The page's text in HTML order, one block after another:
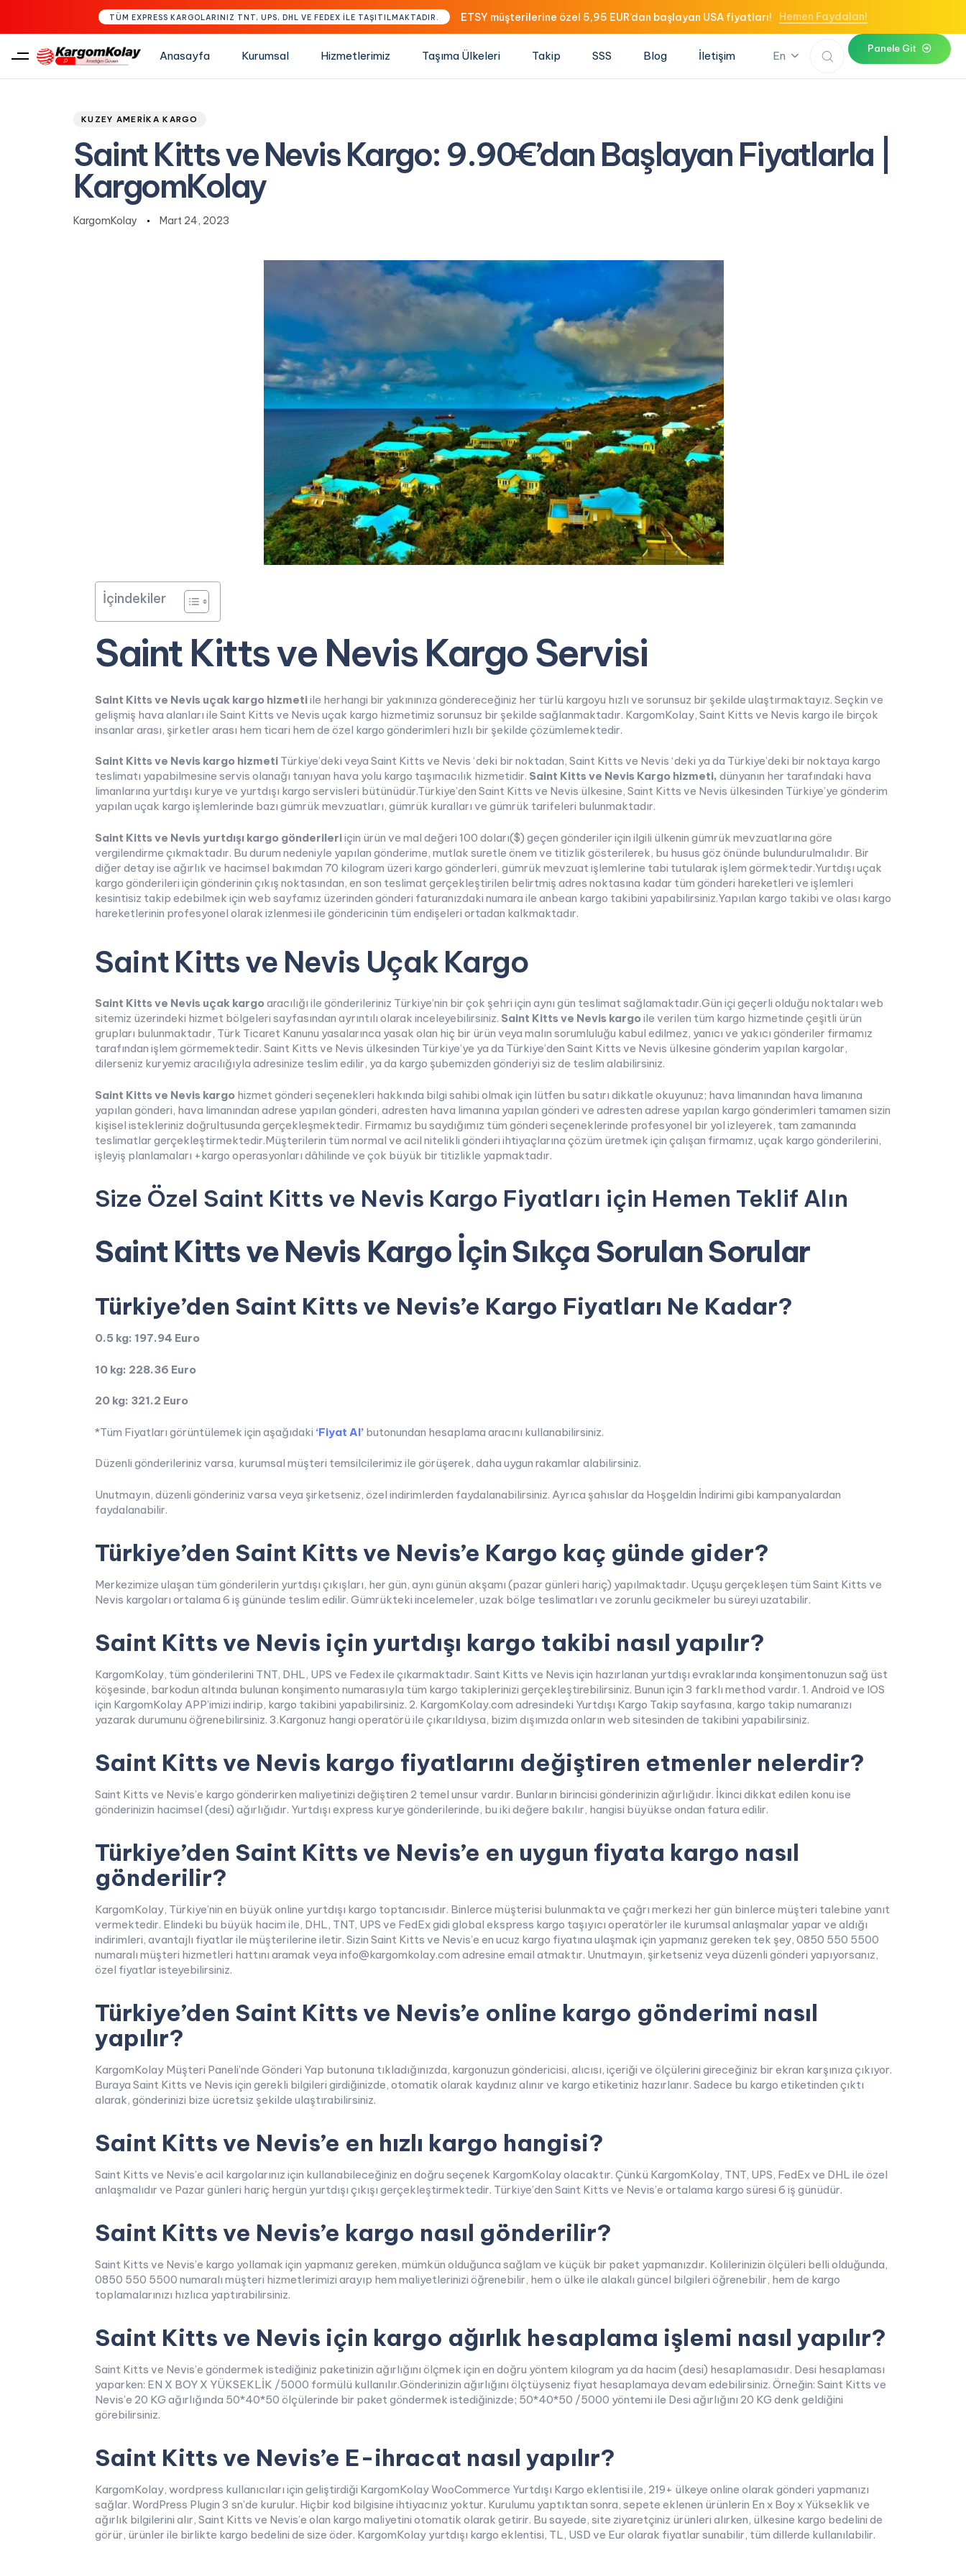
TÜM EXPRESS KARGOLARINIZ TNT, UPS, DHL VE FEDEX İLE TAŞITILMAKTADIR. ETSY müşterilerine özel 5,95 EUR’dan başlayan USA fiyatları! Hemen Faydalan!
Anasayfa Kurumsal Hizmetlerimiz Taşıma Ülkeleri Takip SSS Blog İletişim En
Panele Git
KUZEY AMERIKA KARGO
Saint Kitts ve Nevis Kargo: 9.90€’dan Başlayan Fiyatlarla |
KargomKolay
KargomKolay Mart 24, 2023
İçindekiler
Saint Kitts ve Nevis Kargo Servisi
Saint Kitts ve Nevis uçak kargo hizmetiile herhangi bir yakınınıza göndereceğiniz her türlü kargoyu hızlı ve sorunsuz bir şekilde ulaştırmaktayız. Seçkin ve
gelişmiş hava alanları ile Saint Kitts ve Nevis uçak kargo hizmetimiz sorunsuz bir şekilde sağlanmaktadır. KargomKolay, Saint Kitts ve Nevis kargo ile birçok
insanlar arası, şirketler arası hem ticari hem de özel kargo gönderimleri hızlı bir şekilde çözümlemektedir.
Saint Kitts ve Nevis kargo hizmeti Türkiye’deki veya Saint Kitts ve Nevis ‘deki bir noktadan, Saint Kitts ve Nevis ‘deki ya da Türkiye’deki bir noktaya kargo
teslimatı yapabilmesine servis olanağı tanıyan hava yolu kargo taşımacılık hizmetidir. Saint Kitts ve Nevis Kargo hizmeti, dünyanın her tarafındaki hava
limanlarına yurtdışı kurye ve yurtdışı kargo servisleri bütünüdür.Türkiye’den Saint Kitts ve Nevis ülkesine, Saint Kitts ve Nevis ülkesinden Türkiye’ye gönderim
yapılan uçak kargo işlemlerinde bazı gümrük mevzuatları, gümrük kuralları ve gümrük tarifeleri bulunmaktadır.
Saint Kitts ve Nevis yurtdışı kargo gönderileriiçin ürün ve mal değeri 100 doları($) geçen gönderiler için ilgili ülkenin gümrük mevzuatlarına göre
vergilendirme çıkmaktadır. Bu durum nedeniyle yapılan gönderime, mutlak suretle önem ve titizlik gösterilerek, bu husus göz önünde bulundurulmalıdır. Bir
diğer detay ise ağırlık ve hacimsel bakımdan 70 kilogram üzeri kargo gönderleri, gümrük mevzuat işlemlerine tabi tutularak işlem görmektedir.Yurtdışı uçak
kargo gönderileri için gönderinin çıkış noktasından, en son teslimat gerçekleştirilen belirtmiş adres noktasına kadar tüm gönderi hareketleri ve işlemleri
kesintisiz takip edebilmek için web sayfamız üzerinden gönderi faturanızdaki numara ile anbean kargo takibini yapabilirsiniz.Yapılan kargo takibi ve olası kargo
hareketlerinin profesyonel olarak izlenmesi ile göndericinin tüm endişeleri ortadan kalkmaktadır.
Saint Kitts ve Nevis Uçak Kargo
Saint Kitts ve Nevis uçak kargoaracılığı ile gönderileriniz Türkiye’nin bir çok şehri için aynı gün teslimat sağlamaktadır.Gün içi geçerli olduğu noktaları web
sitemiz üzerindeki hizmet bölgeleri sayfasından ayrıntılı olarak inceleyebilirsiniz. Saint Kitts ve Nevis kargoile verilen tüm kargo hizmetinde çeşitli ürün
grupları bulunmaktadır, Türk Ticaret Kanunu yasalarınca yasak olan hiç bir ürün veya malın sorumluluğu kabul edilmez, yanıcı ve yakıcı gönderiler firmamız
tarafından işlem görmemektedir. Saint Kitts ve Nevis ülkesinden Türkiye’ye ya da Türkiye’den Saint Kitts ve Nevis ülkesine gönderim yapılan kargolar,
dilerseniz kuryemiz aracılığıyla adresinize teslim edilir, ya da kargo şubemizden gönderiyi siz de teslim alabilirsiniz.
Saint Kitts ve Nevis kargo hizmet gönderi seçenekleri hakkında bilgi sahibi olmak için lütfen bu satırı dikkatle okuyunuz; hava limanından hava limanına
yapılan gönderi, hava limanından adrese yapılan gönderi, adresten hava limanına yapılan gönderi ve adresten adrese yapılan kargo gönderimleri tamamen sizin
kişisel istekleriniz doğrultusunda gerçekleşmektedir. Firmamız bu saydığımız tüm gönderi seçeneklerinde profesyonel bir yol izleyerek, tam zamanında
teslimatlar gerçekleştirmektedir.Müşterilerin tüm normal ve acil nitelikli gönderi ihtiyaçlarına çözüm üretmek için çalışan firmamız, uçak kargo gönderilerini,
işleyiş planlamaları +kargo operasyonları dâhilinde ve çok büyük bir titizlikle yapmaktadır.
Size Özel Saint Kitts ve Nevis Kargo Fiyatları için Hemen Teklif Alın
Saint Kitts ve Nevis Kargo İçin Sıkça Sorulan Sorular
Türkiye’den Saint Kitts ve Nevis’e Kargo Fiyatları Ne Kadar?
0.5 kg: 197.94 Euro
10 kg: 228.36 Euro
20 kg: 321.2 Euro
*Tüm Fiyatları görüntülemek için aşağıdaki ‘Fiyat Al’ butonundan hesaplama aracını kullanabilirsiniz.
Düzenli gönderileriniz varsa, kurumsal müşteri temsilcilerimiz ile görüşerek, daha uygun rakamlar alabilirsiniz.
Unutmayın, düzenli gönderiniz varsa veya şirketseniz, özel indirimlerden faydalanabilirsiniz. Ayrıca şahıslar da Hoşgeldin İndirimi gibi kampanyalardan
faydalanabilir.
Türkiye’den Saint Kitts ve Nevis’e Kargo kaç günde gider?
Merkezimize ulaşan tüm gönderilerin yurtdışı çıkışları, her gün, aynı günün akşamı (pazar günleri hariç) yapılmaktadır. Uçuşu gerçekleşen tüm Saint Kitts ve
Nevis kargoları ortalama 6 iş gününde teslim edilir. Gümrükteki incelemeler, uzak bölge teslimatları ve zorunlu gecikmeler bu süreyi uzatabilir.
Saint Kitts ve Nevis için yurtdışı kargo takibi nasıl yapılır?
KargomKolay, tüm gönderilerini TNT, DHL, UPS ve Fedex ile çıkarmaktadır. Saint Kitts ve Nevis için hazırlanan yurtdışı evraklarında konşimentonuzun sağ üst
köşesinde, barkodun altında bulunan konşimento numarasıyla tüm kargo takiplerinizi gerçekleştirebilirsiniz. Bunun için 3 farklı method vardır. 1. Android ve IOS
için KargomKolay APP’imizi indirip, kargo takibini yapabilirsiniz. 2. KargomKolay.com adresindeki Yurtdışı Kargo Takip sayfasına, kargo takip numaranızı
yazarak durumunu öğrenebilirsiniz. 3.Kargonuz hangi operatörü ile çıkarıldıysa, bizim dışımızda onların web sitesinden de takibini yapabilirsiniz.
Saint Kitts ve Nevis kargo fiyatlarını değiştiren etmenler nelerdir?
Saint Kitts ve Nevis’e kargo gönderirken maliyetinizi değiştiren 2 temel unsur vardır. Bunların birincisi gönderinizin ağırlığıdır. İkinci dikkat edilen konu ise
gönderinizin hacimsel (desi) ağırlığıdır. Yurtdışı express kurye gönderilerinde, bu iki değere bakılır, hangisi büyükse ondan fatura edilir.
Türkiye’den Saint Kitts ve Nevis’e en uygun fiyata kargo nasıl
gönderilir?
KargomKolay, Türkiye’nin en büyük online yurtdışı kargo toptancısıdır. Binlerce müşterisi bulunmakta ve çağrı merkezi her gün binlerce müşteri talebine yanıt
vermektedir. Elindeki bu büyük hacim ile, DHL, TNT, UPS ve FedEx gidi global ekspress kargo taşıyıcı operatörler ile kurumsal anlaşmalar yapar ve aldığı
indirimleri, avantajlı fiyatlar ile müşterilerine iletir. Sizin Saint Kitts ve Nevis’e en ucuz kargo fiyatına ulaşmak için yapmanız gereken tek şey, 0850 550 5500
numaralı müşteri hizmetleri hattını aramak veya info@kargomkolay.com adresine email atmaktır. Unutmayın, şirketseniz veya düzenli gönderi yapıyorsanız,
özel fiyatlar isteyebilirsiniz.
Türkiye’den Saint Kitts ve Nevis’e online kargo gönderimi nasıl
yapılır?
KargomKolay Müşteri Paneli’nde Gönderi Yap butonuna tıkladığınızda, kargonuzun göndericisi, alıcısı, içeriği ve ölçülerini gireceğiniz bir ekran karşınıza çıkıyor.
Buraya Saint Kitts ve Nevis için gerekli bilgileri girdiğinizde, otomatik olarak kaydınız alınır ve kargo etiketiniz hazırlanır. Sadece bu kargo etiketinden çıktı
alarak, gönderinizi bize ücretsiz şekilde ulaştırabilirsiniz.
Saint Kitts ve Nevis’e en hızlı kargo hangisi?
Saint Kitts ve Nevis’e acil kargolarınız için kullanabileceğiniz en doğru seçenek KargomKolay olacaktır. Çünkü KargomKolay, TNT, UPS, FedEx ve DHL ile özel
anlaşmalıdır ve Pazar günleri hariç hergün yurtdışı çıkışı gerçekleştirmektedir. Türkiye’den Saint Kitts ve Nevis’e ortalama kargo süresi 6 iş günüdür.
Saint Kitts ve Nevis’e kargo nasıl gönderilir?
Saint Kitts ve Nevis’e kargo yollamak için yapmanız gereken, mümkün olduğunca sağlam ve küçük bir paket yapmanızdır. Kolilerinizin ölçüleri belli olduğunda,
0850 550 5500 numaralı müşteri hizmetlerimizi arayıp hem maliyetlerinizi öğrenebilir, hem o ülke ile alakalı güncel bilgileri öğrenebilir, hem de kargo
toplamalarınızı hızlıca yaptırabilirsiniz.
Saint Kitts ve Nevis için kargo ağırlık hesaplama işlemi nasıl yapılır?
Saint Kitts ve Nevis’e göndermek istediğiniz paketinizin ağırlığını ölçmek için en doğru yöntem kilogram ya da hacim (desi) hesaplamasıdır. Desi hesaplaması
yaparken: EN X BOY X YÜKSEKLİK /5000 formülü kullanılır.Gönderinizin ağırlığını ölçtüyseniz fiyat hesaplamaya devam edebilirsiniz. Örneğin: Saint Kitts ve
Nevis’e 20 KG ağırlığında 50*40*50 ölçülerinde bir paket göndermek istediğinizde; 50*40*50 /5000 yöntemi ile Desi ağırlığını 20 KG denk geldiğini
görebilirsiniz.
Saint Kitts ve Nevis’e E-ihracat nasıl yapılır?
KargomKolay, wordpress kullanıcıları için geliştirdiği KargomKolay WooCommerce Yurtdışı Kargo eklentisi ile, 219+ ülkeye online olarak gönderi yapmanızı
sağlar. WordPress Plugin 3 sn’de kurulur. Hiçbir kod bilgisine ihtiyacınız yoktur. Kurulumu yaptıktan sonra, sepete eklenen ürünlerin En x Boy x Yükseklik ve
ağırlık bilgilerini alır, Saint Kitts ve Nevis’e olan kargo maliyetini otomatik olarak getirir. Bu sayede, site ziyaretçiniz ürünleri alırken, ülkesine kargo bedelini de
görür, ürünler ile birlikte kargo bedelini de size öder. KargomKolay yurtdışı kargo eklentisi, TL, USD ve Eur olarak fiyatlar sunabilir, tüm dillerde kullanılabilir.